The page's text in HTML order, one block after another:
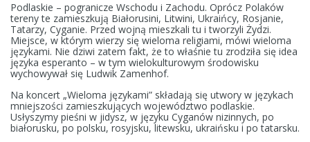
Podlaskie – pogranicze Wschodu i Zachodu. Oprócz Polaków
tereny te zamieszkują Białorusini, Litwini, Ukraińcy, Rosjanie,
Tatarzy, Cyganie. Przed wojną mieszkali tu i tworzyli Żydzi.
Miejsce, w którym wierzy się wieloma religiami, mówi wieloma
językami. Nie dziwi zatem fakt, że to właśnie tu zrodziła się idea
języka esperanto – w tym wielokulturowym środowisku
wychowywał się Ludwik Zamenhof.
Na koncert „Wieloma językami” składają się utwory w językach
mniejszości zamieszkujących województwo podlaskie.
Usłyszymy pieśni w jidysz, w języku Cyganów nizinnych, po
białorusku, po polsku, rosyjsku, litewsku, ukraińsku i po tatarsku.